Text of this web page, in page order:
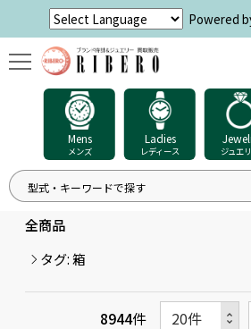
Powered
Mens
メンズ
Ladies
レディース ジュエ
全商品
タグ: 箱
8944件